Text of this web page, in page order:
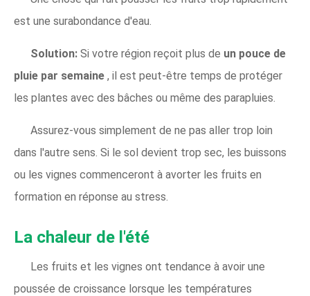
est une surabondance d'eau.
Solution: Si votre région reçoit plus de un pouce de
pluie par semaine , il est peut-être temps de protéger
les plantes avec des bâches ou même des parapluies.
Assurez-vous simplement de ne pas aller trop loin
dans l'autre sens. Si le sol devient trop sec, les buissons
ou les vignes commenceront à avorter les fruits en
formation en réponse au stress.
La chaleur de l'été
Les fruits et les vignes ont tendance à avoir une
poussée de croissance lorsque les températures